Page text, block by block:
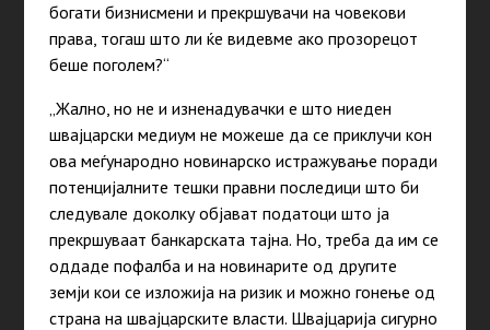
богати бизнисмени и прекршувачи на човекови
права, тогаш што ли ќе видевме ако прозорецот
беше поголем?“
„Жално, но не и изненадувачки е што ниеден
швајцарски медиум не можеше да се приклучи кон
ова меѓународно новинарско истражување поради
потенцијалните тешки правни последици што би
следувале доколку објават податоци што ја
прекршуваат банкарската тајна. Но, треба да им се
оддаде пофалба и на новинарите од другите
земји кои се изложија на ризик и можно гонење од
страна на швајцарските власти. Швајцарија сигурно